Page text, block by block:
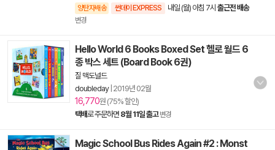
양탄자배송 썬데이 EXPRESS 내일 (월) 아침 7시 출근전 배송
변경
Hello World 6 Books Boxed Set 헬로 월드 6
종 박스 세트 (Board Book 6권)
질 맥도널드
doubleday| 2019년 02월
16,770원 (75% 할인)
택배로 주문하면 8월 11일 출고 변경
Magic School Bus Rides Again #2 : Monst